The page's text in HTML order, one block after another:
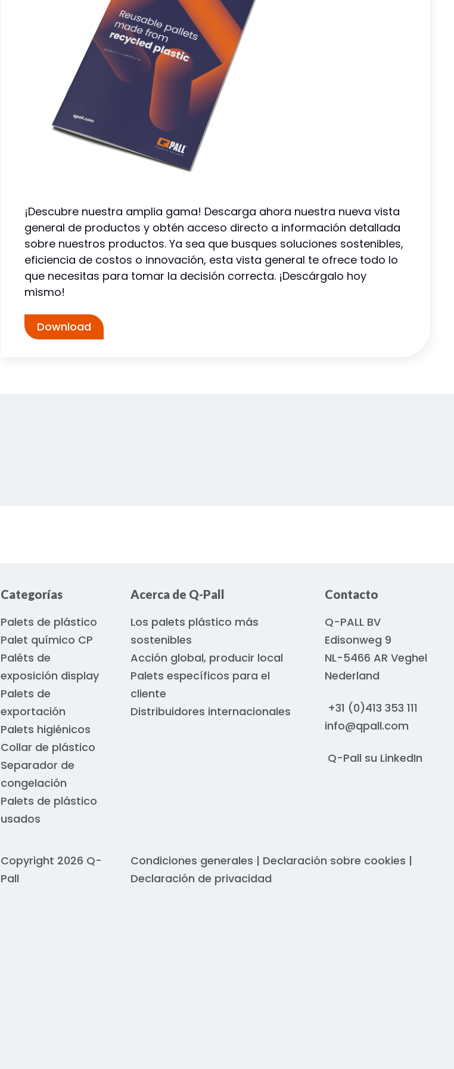
¡Descubre nuestra amplia gama! Descarga ahora nuestra nueva vista
general de productos y obtén acceso directo a información detallada
sobre nuestros productos. Ya sea que busques soluciones sostenibles,
eficiencia de costos o innovación, esta vista general te ofrece todo lo
que necesitas para tomar la decisión correcta. ¡Descárgalo hoy
mismo!
Download
Categorías
Palets de plástico
Palet químico CP
Paléts de
exposición display
Palets de
exportación
Palets higiénicos
Collar de plástico
Separador de
congelación
Palets de plástico
usados
Acerca de Q-Pall
Los palets plástico más
sostenibles
Acción global, producir local
Palets específicos para el
cliente
Distribuidores internacionales
Contacto
Q-PALL BV
Edisonweg 9
NL-5466 AR Veghel
Nederland
+31 (0)413 353 111
info@qpall.com
Q-Pall su LinkedIn
Copyright 2026 Q-
Pall
Condiciones generales | Declaración sobre cookies |
Declaración de privacidad